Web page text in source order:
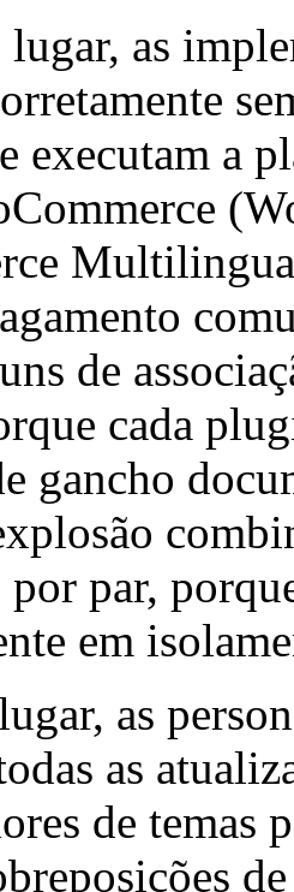
lugar, as
executam a
de
cada
gancho
por par,
em
as
as
de temas